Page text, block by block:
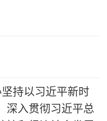
持以习近平新时
深入贯彻习近平总